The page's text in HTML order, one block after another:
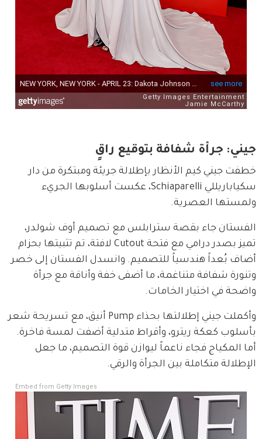
جيني: جرأة شفافة بتوقيع راقٍ
خطفت جيني كيم الأنظار بإطلالة جريئة ومبتكرة من دار
سكياباريللي Schiaparelli، عكست أسلوبها الجريء
ولمستها العصرية.
الفستان جاء بقصة سترابلس مع تصميم أوف شولدر،
تميز بصدر درامي مع فتحة Cutout لافتة، تم تثبيتها بحزام
أضاف بُعداً هندسياً للتصميم. وانسدل الفستان إلى خصر
وتنورة شفافة متناغمة، ما أضفى خفة وأناقة مع جرأة
واضحة في اختيار الخامات.
وأكملت جيني إطلالتها بحذاء Pump أنيق، مع تسريحة شعر
بأسلوب كعكة ريترو، وأقراط متدلية أضفت لمسة فاخرة.
أما المكياج فجاء ناعماً ليوازن قوة التصميم، ما جعل
الإطلالة متكاملة بين الجرأة والرقي.
Embed from Getty Images